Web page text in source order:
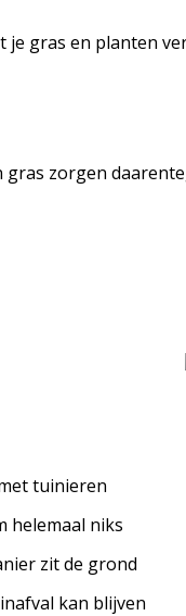
gras en planten
zorgen
tuinieren
helemaal niks
zit de grond
kan blijven